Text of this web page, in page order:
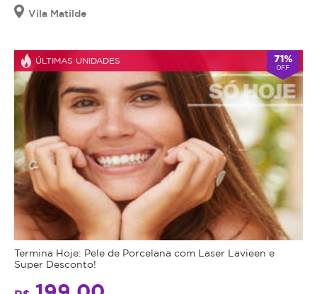
Vila Matilde
ÚLTIMAS UNIDADES 71%
OFF
Termina Hoje: Pele de Porcelana com Laser Lavieen e
Super Desconto!